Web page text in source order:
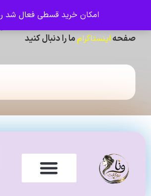
امکان خرید قسطی فعال شدرد کردن
اینستاگرامما را دنبال کنید